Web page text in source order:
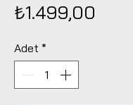
₺1.499,00
Adet *